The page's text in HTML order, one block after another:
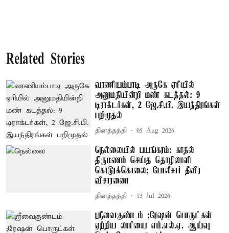
Related Stories
வாணியம்பாடி அருகே ஏரியில்
அனுமதியின்றி மண் கடத்தல்: 9
டிராக்டர்கள், 2 ஜே.சி.பி. இயந்திரங்கள்
பறிமுதல்
தினத்தந்தி 05 Aug 2026
நெல்லையில் பயங்கரம்: காதல்
திருமணம் செய்த தொழிலாளி
கொடூரக்கொலை; போலீசார் தீவிர
விசாரணை
தினத்தந்தி 13 Jul 2026
ஸ்ரீவைகுண்டம் ;ரேஷன் பொருட்கள்
ஏற்றிய லாரியை எம்.எல்.ஏ. ஆய்வு